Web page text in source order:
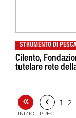
STRUMENTO DI
Cilento,
tutelare rete
«
INIZIO
‹
PREC.
1 2